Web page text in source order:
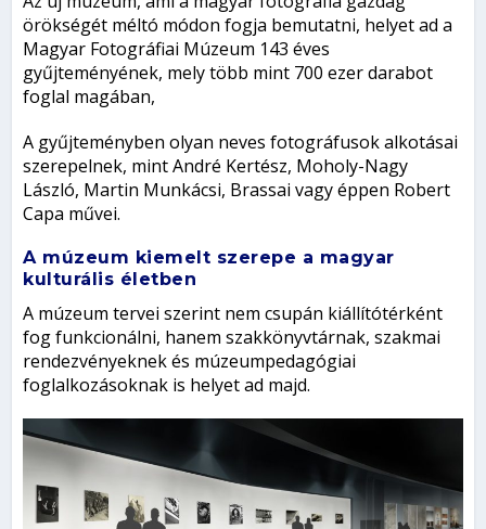
örökségét méltó módon fogja bemutatni, helyet ad a
Magyar Fotográfiai Múzeum 143 éves
gyűjteményének, mely több mint 700 ezer darabot
foglal magában,
A gyűjteményben olyan neves fotográfusok alkotásai
szerepelnek, mint André Kertész, Moholy-Nagy
László, Martin Munkácsi, Brassai vagy éppen Robert
Capa művei.
A múzeum kiemelt szerepe a magyar
kulturális életben
A múzeum tervei szerint nem csupán kiállítótérként
fog funkcionálni, hanem szakkönyvtárnak, szakmai
rendezvényeknek és múzeumpedagógiai
foglalkozásoknak is helyet ad majd.